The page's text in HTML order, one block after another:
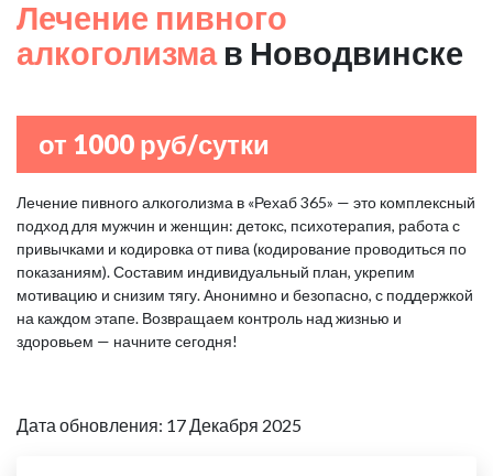
Лечение пивного
алкоголизма в Новодвинске
от 1000 руб/сутки
Лечение пивного алкоголизма в «Рехаб 365» — это комплексный
подход для мужчин и женщин: детокс, психотерапия, работа с
привычками и кодировка от пива (кодирование проводиться по
показаниям). Составим индивидуальный план, укрепим
мотивацию и снизим тягу. Анонимно и безопасно, с поддержкой
на каждом этапе. Возвращаем контроль над жизнью и
здоровьем — начните сегодня!
Дата обновления: 17 Декабря 2025